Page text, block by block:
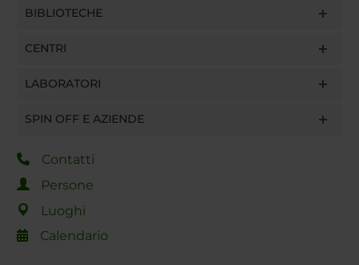
BIBLIOTECHE
CENTRI
LABORATORI
SPIN OFF E AZIENDE
Contatti
Persone
Luoghi
Calendario